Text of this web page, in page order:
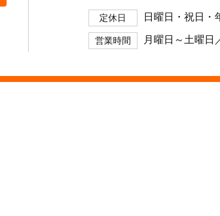
定休日 日曜日・祝日・
営業時間 月曜日～土曜日